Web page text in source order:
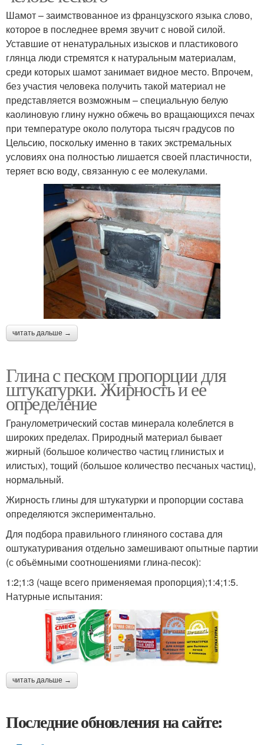
Шамот – заимствованное из французского языка слово,
которое в последнее время звучит с новой силой.
Уставшие от ненатуральных изысков и пластикового
глянца люди стремятся к натуральным материалам,
среди которых шамот занимает видное место. Впрочем,
без участия человека получить такой материал не
представляется возможным – специальную белую
каолиновую глину нужно обжечь во вращающихся печах
при температуре около полутора тысяч градусов по
Цельсию, поскольку именно в таких экстремальных
условиях она полностью лишается своей пластичности,
теряет всю воду, связанную с ее молекулами.
читать дальше →
Глина с песком пропорции для
штукатурки. Жирность и ее
определение
Гранулометрический состав минерала колеблется в
широких пределах. Природный материал бывает
жирный (большое количество частиц глинистых и
илистых), тощий (большое количество песчаных частиц),
нормальный.
Жирность глины для штукатурки и пропорции состава
определяются экспериментально.
Для подбора правильного глиняного состава для
оштукатуривания отдельно замешивают опытные партии
(с объёмными соотношениями глина-песок):
1:2;1:3 (чаще всего применяемая пропорция);1:4;1:5.
Натурные испытания:
читать дальше →
Последние обновления на сайте: